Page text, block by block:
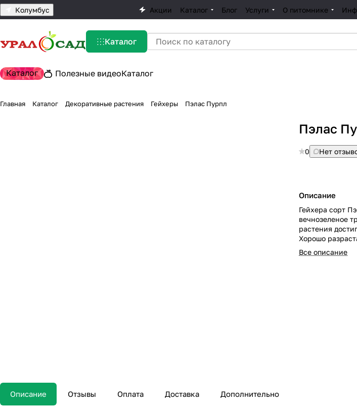
Колумбус Акции Каталог Блог Услуги О питомнике
Каталог
Каталог Полезные видеоКаталог
Главная Каталог Декоративные растения Гейхеры Пэлас Пурпл
Пэлас
0 Нет
Описание
Гейхера сорт
вечнозеленое
растения
Хорошо
Все описание
Описание Отзывы Оплата Доставка Дополнительно